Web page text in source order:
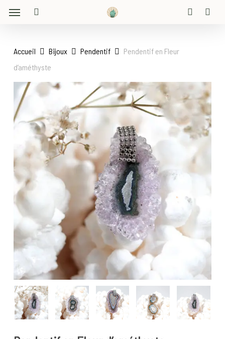
content
Menu
Accueil Bijoux Pendentif
Pendentif en Fleur
d’améthyste